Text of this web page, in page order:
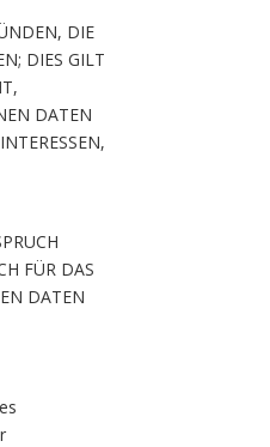
DIE
DIES GILT
DATEN
FÜR DAS
DATEN